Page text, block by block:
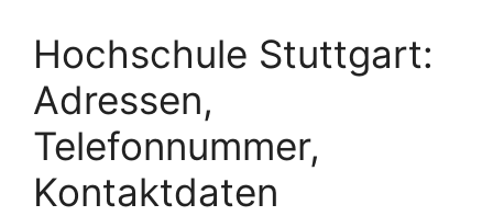
Hochschule Stuttgart:
Adressen,
Telefonnummer,
Kontaktdaten